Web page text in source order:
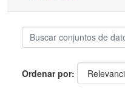
Ordenar por